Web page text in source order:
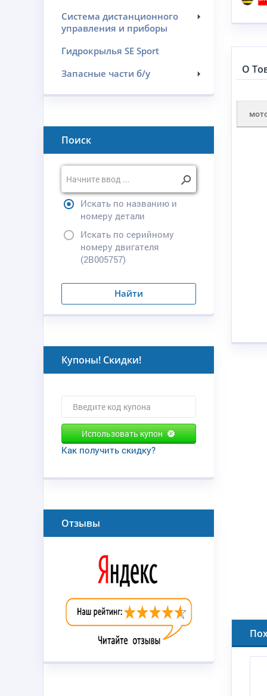
Система дистанционного
управления и приборы
Гидрокрылья SE Sport
Запасные части б/у
Поиск
Искать по названию и
номеру детали
Искать по серийному
номеру двигателя
(2B005757)
Найти
Купоны! Скидки!
Использовать купон
Как получить скидку?
Отзывы
О